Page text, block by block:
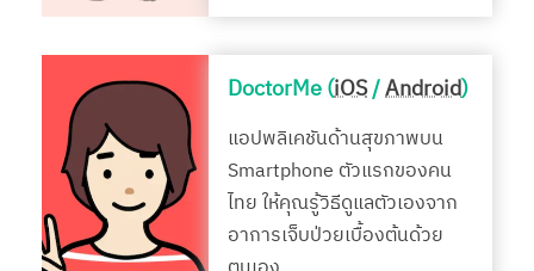
DoctorMe (iOS/Android)
แอปพลิเคชันด้านสุขภาพบน
Smartphone ตัวแรกของคน
ไทย ให้คุณรู้วิธีดูแลตัวเองจาก
อาการเจ็บป่วยเบื้องต้นด้วย